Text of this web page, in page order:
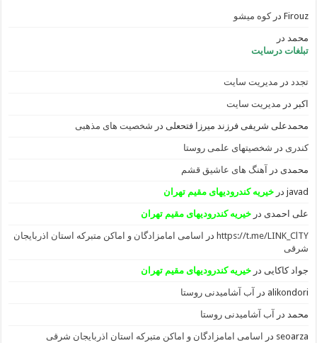
Firouz درکوه میشو
محمد در
تبلغات درسایت
تجدد در مدیریت سایت
اکبر در مدیریت سایت
محمدعلی شریفی فرزند میرزا فتحعلی در شخصیت های مذهبی
کندری در شخصیتهای علمی روستا
محمدی در آهنگ های عاشیق قشم
javad درخیریه کندرودیهای مقیم تهران
علی احمدی درخیریه کندرودیهای مقیم تهران
https://t.me/LINK_ClTY در
اسامی امامزادگان و اماکن متبرکه استان اذربایجان
شرقی
جواد کاکایی درخیریه کندرودیهای مقیم تهران
alikondori در آب آشامیدنی روستا
محمد در آب آشامیدنی روستا
seoarza در اسامی امامزادگان و اماکن متبرکه استان اذربایجان شرقی